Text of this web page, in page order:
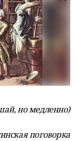
но медленно)
поговорка